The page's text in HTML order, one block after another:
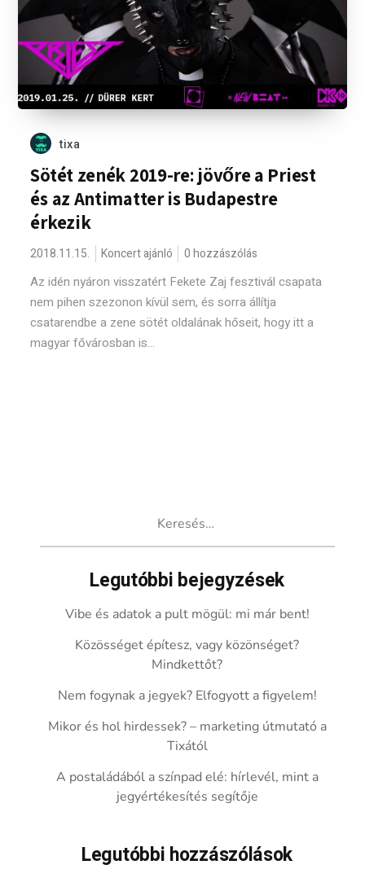
tixa
Sötét zenék 2019-re: jövőre a Priest
és az Antimatter is Budapestre
érkezik
2018.11.15. Koncert ajánló 0 hozzászólás
Az idén nyáron visszatért Fekete Zaj fesztivál csapata
nem pihen szezonon kívül sem, és sorra állítja
csatarendbe a zene sötét oldalának hőseit, hogy itt a
magyar fővárosban is...
Legutóbbi bejegyzések
Vibe és adatok a pult mögül: mi már bent!
Közösséget építesz, vagy közönséget?
Mindkettőt?
Nem fogynak a jegyek? Elfogyott a figyelem!
Mikor és hol hirdessek? – marketing útmutató a
Tixától
A postaládából a színpad elé: hírlevél, mint a
jegyértékesítés segítője
Legutóbbi hozzászólások